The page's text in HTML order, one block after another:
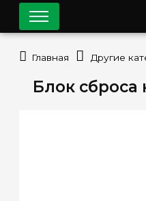
Блок сброса
Главная Другие